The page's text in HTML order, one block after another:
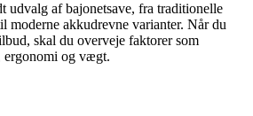
udvalg af bajonetsave, fra traditionelle
moderne akkudrevne varianter. Når du
skal du overveje faktorer som
og vægt.